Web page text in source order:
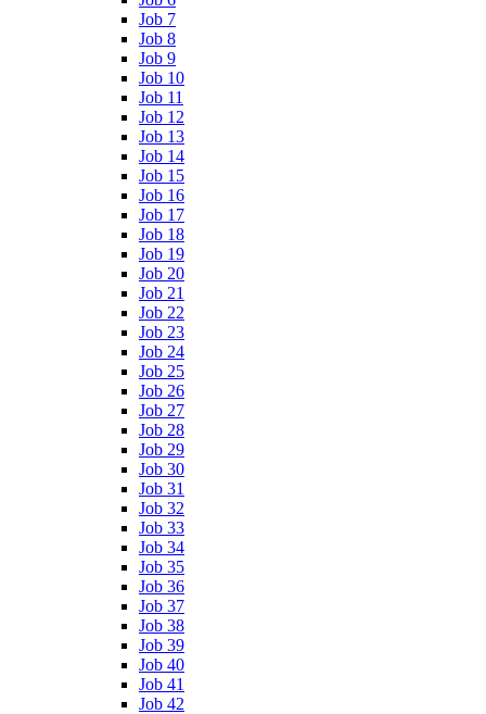
Job 7
Job 8
Job 9
Job 10
Job 11
Job 12
Job 13
Job 14
Job 15
Job 16
Job 17
Job 18
Job 19
Job 20
Job 21
Job 22
Job 23
Job 24
Job 25
Job 26
Job 27
Job 28
Job 29
Job 30
Job 31
Job 32
Job 33
Job 34
Job 35
Job 36
Job 37
Job 38
Job 39
Job 40
Job 41
Job 42